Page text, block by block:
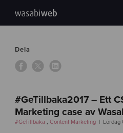
Dela
#GeTillbaka2017 – Ett
Marketing case av
#GeTillbaka Content Marketing Lördag